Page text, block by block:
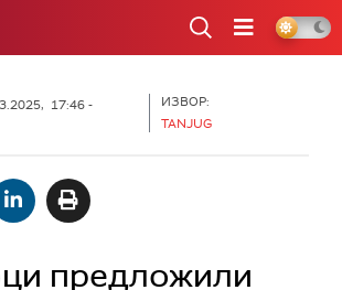
17:46 -
ИЗВОР:
TANJUG
предложили